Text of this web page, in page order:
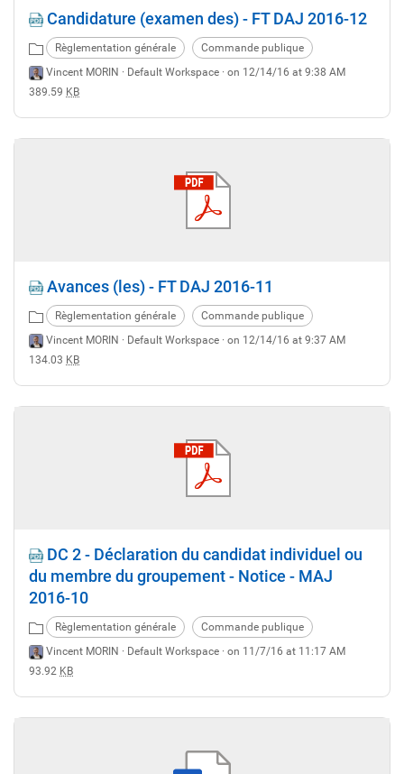
Candidature (examen des) - FT DAJ 2016-12
Règlementation générale
Commande publique
Vincent MORIN · Default Workspace · on 12/14/16 at 9:38 AM
389.59 KB
Avances (les) - FT DAJ 2016-11
Règlementation générale
Commande publique
Vincent MORIN · Default Workspace · on 12/14/16 at 9:37 AM
134.03 KB
DC 2 - Déclaration du candidat individuel ou
du membre du groupement - Notice - MAJ
2016-10
Règlementation générale
Commande publique
Vincent MORIN · Default Workspace · on 11/7/16 at 11:17 AM
93.92 KB